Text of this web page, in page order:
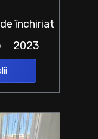
închiriat
2023